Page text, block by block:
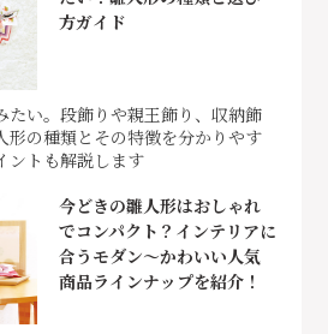
方ガイド
たい。段飾りや親王飾り、収納飾
形の種類とその特徴を分かりやす
ントも解説します
今どきの雛人形はおしゃれ
でコンパクト？インテリアに
合うモダン～かわいい人気
商品ラインナップを紹介！